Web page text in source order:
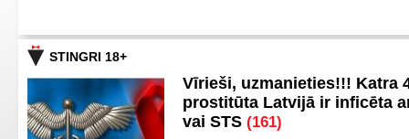
STINGRI 18+
Vīrieši, uzmanieties!!! Katra
prostitūta Latvijā ir inficēta
vai STS (161)